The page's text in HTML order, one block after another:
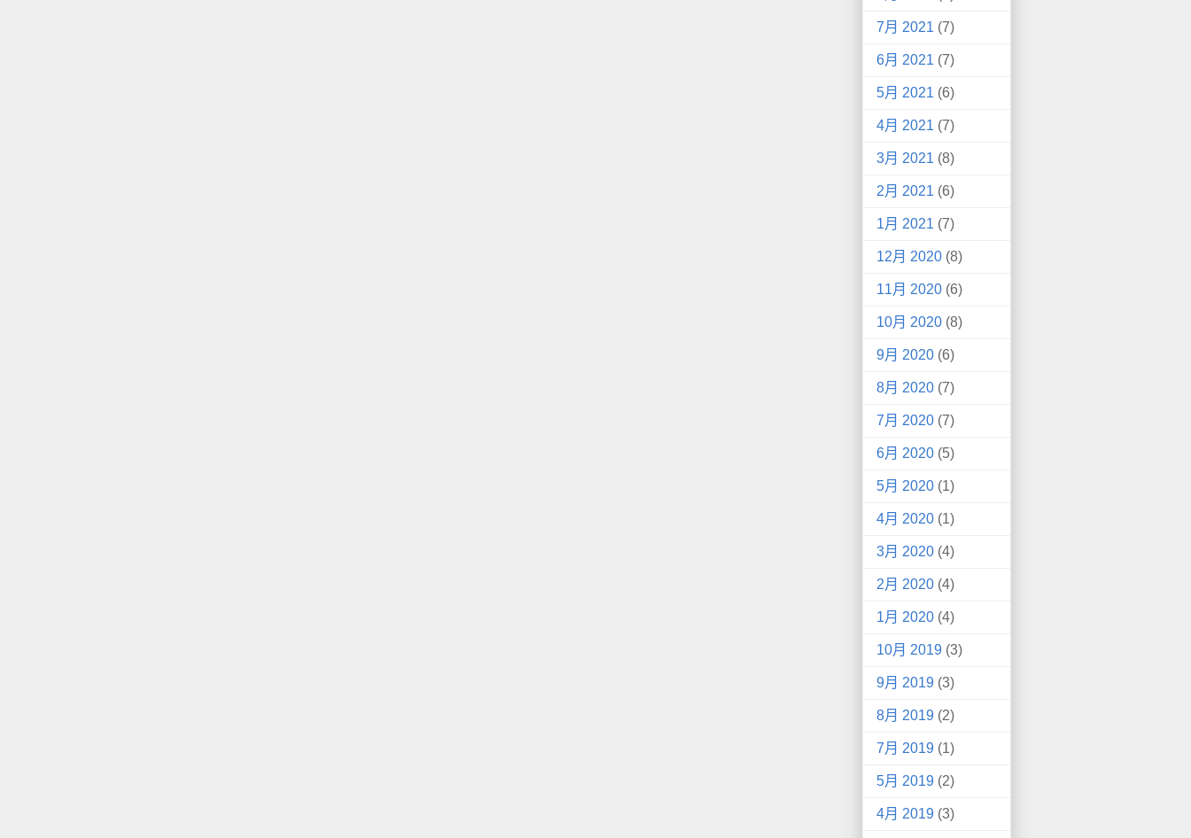
7月 2021 (7)
6月 2021 (7)
5月 2021 (6)
4月 2021 (7)
3月 2021 (8)
2月 2021 (6)
1月 2021 (7)
12月 2020 (8)
11月 2020 (6)
10月 2020 (8)
9月 2020 (6)
8月 2020 (7)
7月 2020 (7)
6月 2020 (5)
5月 2020 (1)
4月 2020 (1)
3月 2020 (4)
2月 2020 (4)
1月 2020 (4)
10月 2019 (3)
9月 2019 (3)
8月 2019 (2)
7月 2019 (1)
5月 2019 (2)
4月 2019 (3)